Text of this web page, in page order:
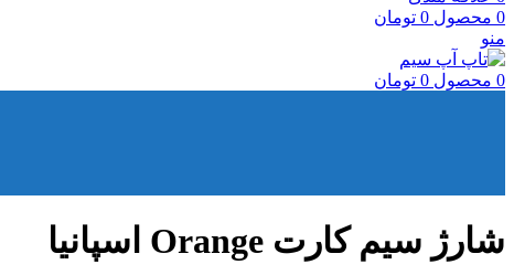
0 محصول 0 تومان
منو
0 محصول 0 تومان
شارژ سیم کارت Orange اسپانیا